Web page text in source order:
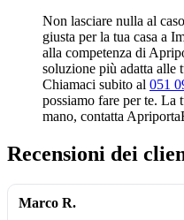
Non lasciare nulla al
giusta per la tua casa a
alla competenza di
soluzione più adatta alle
Chiamaci subito al 051
possiamo fare per te. La
mano, contatta
Recensioni dei
Marco R.